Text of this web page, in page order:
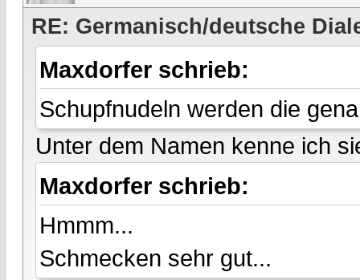
RE: Germanisch/deutsche
Maxdorfer schrieb:
Schupfnudeln werden die
Unter dem Namen kenne ich
Maxdorfer schrieb:
Hmmm...
Schmecken sehr gut...